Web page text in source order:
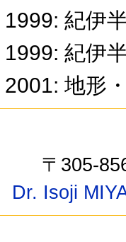
1999: 紀伊
1999: 紀伊
2001: 地形
〒305-
Dr. Isoji